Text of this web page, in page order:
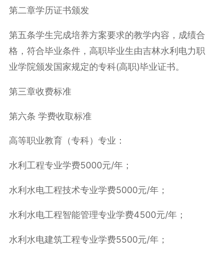
第二章学历证书颁发
第五条学生完成培养方案要求的教学内容，成绩合
格，符合毕业条件，高职毕业生由吉林水利电力职
业学院颁发国家规定的专科(高职)毕业证书。
第三章收费标准
第六条 学费收取标准
高等职业教育（专科）专业：
水利工程专业学费5000元/年；
水利水电工程技术专业学费5000元/年；
水利水电工程智能管理专业学费4500元/年；
水利水电建筑工程专业学费5500元/年；